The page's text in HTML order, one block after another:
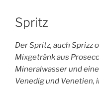
Spritz
Der Spritz, auch Sprizz
Mixgetränk aus
Mineralwasser und
Venedig und Venetien,